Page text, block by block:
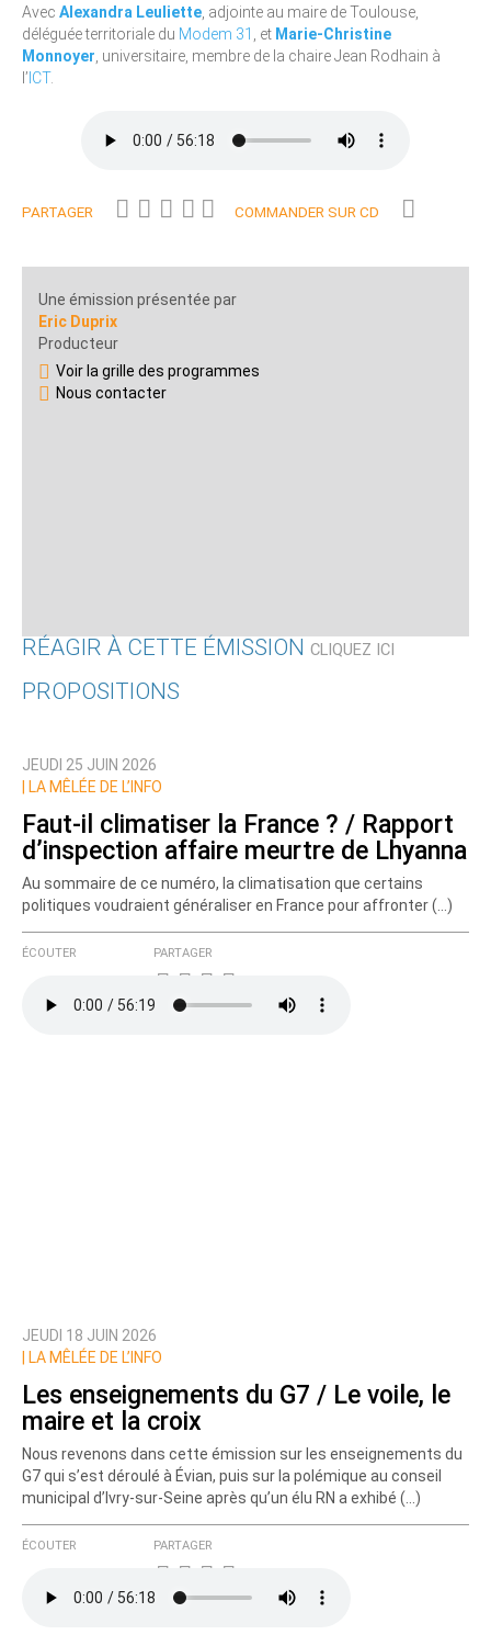
Avec Alexandra Leuliette , adjointe au maire de Toulouse,
déléguée territoriale du Modem 31 , et Marie-Christine
Monnoyer , universitaire, membre de la chaire Jean Rodhain à
l’ ICT.
PARTAGER COMMANDER SUR CD
Une émission présentée par
Eric Duprix
Producteur
Voir la grille des programmes
Nous contacter
RÉAGIR À CETTE ÉMISSION CLIQUEZ ICI
Nom
Courriel (non publié)
Ajoutez votre commentaire ici
Prévenez-moi de tous les nouveaux commentaires
PROPOSITIONS
JEUDI 25 JUIN 2026
LA MÊLÉE DE L’INFO
Faut-il climatiser la France ? / Rapport
d’inspection affaire meurtre de Lhyanna
Au sommaire de ce numéro, la climatisation que certains
politiques voudraient généraliser en France pour affronter (…)
ÉCOUTER PARTAGER
JEUDI 18 JUIN 2026
LA MÊLÉE DE L’INFO
Les enseignements du G7 / Le voile, le
maire et la croix
Nous revenons dans cette émission sur les enseignements du
G7 qui s’est déroulé à Évian, puis sur la polémique au conseil
municipal d’Ivry-sur-Seine après qu’un élu RN a exhibé (…)
ÉCOUTER PARTAGER